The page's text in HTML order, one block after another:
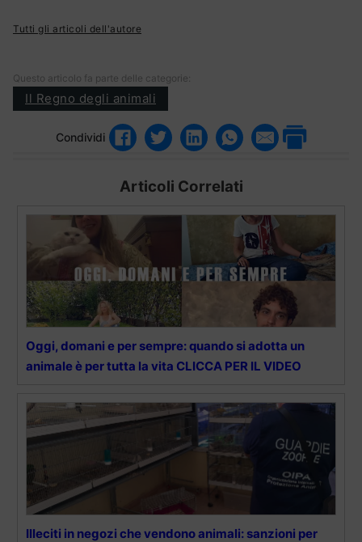
Tutti gli articoli dell'autore
Questo articolo fa parte delle categorie:
Il Regno degli animali
Condividi
Articoli Correlati
Oggi, domani e per sempre: quando si adotta un
animale è per tutta la vita CLICCA PER IL VIDEO
Illeciti in negozi che vendono animali: sanzioni per